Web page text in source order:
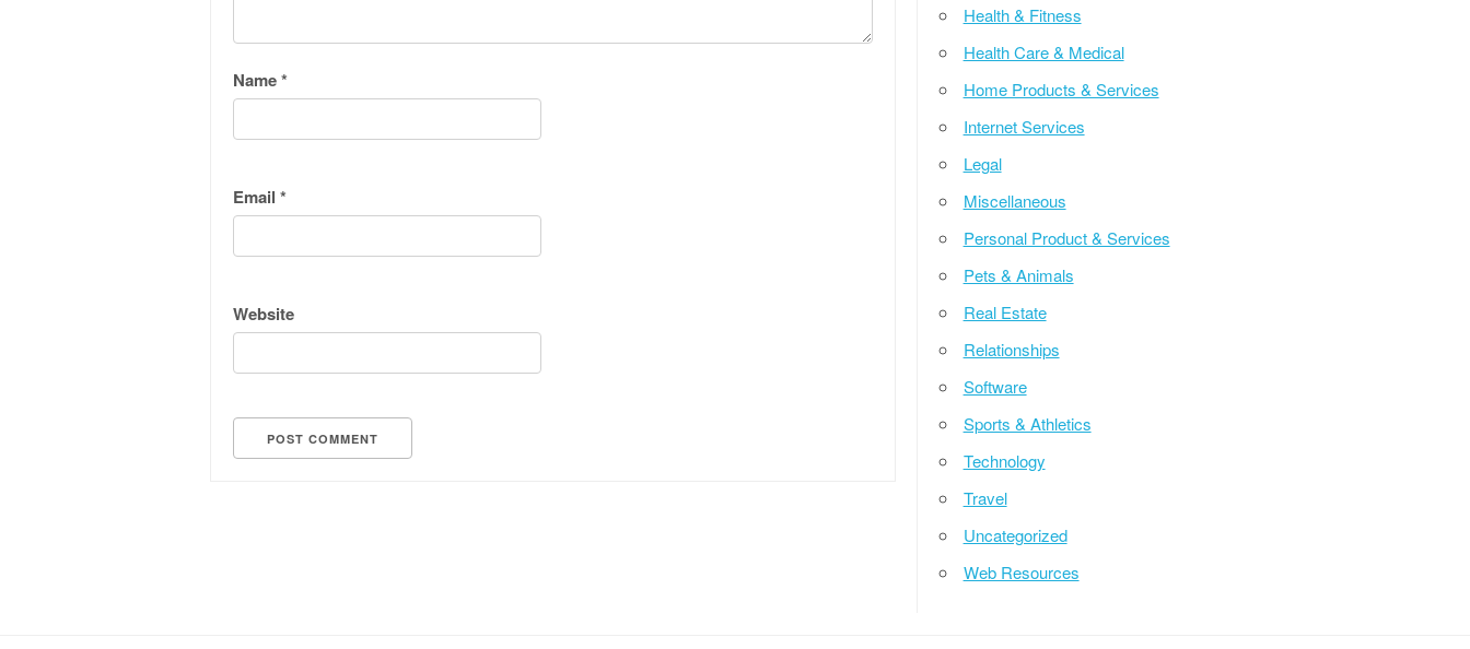
Name*
Email *
Website
Health & Fitness
Health Care & Medical
Home Products & Services
Internet Services
Legal
Miscellaneous
Personal Product & Services
Pets & Animals
Real Estate
Relationships
Software
Sports & Athletics
Technology
Travel
Uncategorized
Web Resources